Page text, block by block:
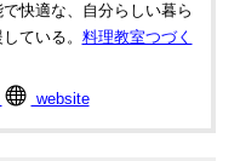
快適な、自分らしい暮ら
ている。 料理教室つづく
website